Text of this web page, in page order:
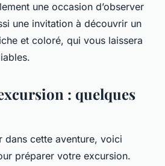
une occasion d’observer
une invitation à découvrir un
et coloré, qui vous laissera
: quelques
dans cette aventure, voici
préparer votre excursion.